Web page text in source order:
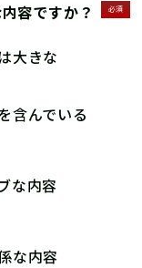
容ですか？ 必須
大きな
含んでいる
な内容
な内容